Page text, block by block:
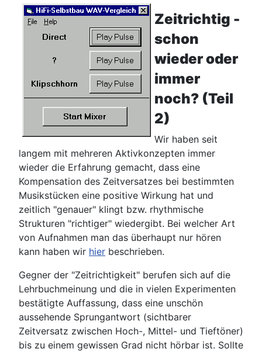
Zeitrichtig -
schon
wieder oder
immer
noch? (Teil
2)
Wir haben seit
langem mit mehreren Aktivkonzepten immer
wieder die Erfahrung gemacht, dass eine
Kompensation des Zeitversatzes bei bestimmten
Musikstücken eine positive Wirkung hat und
zeitlich "genauer" klingt bzw. rhythmische
Strukturen "richtiger" wiedergibt. Bei welcher Art
von Aufnahmen man das überhaupt nur hören
kann haben wir hier beschrieben.
Gegner der "Zeitrichtigkeit" berufen sich auf die
Lehrbuchmeinung und die in vielen Experimenten
bestätigte Auffassung, dass eine unschön
aussehende Sprungantwort (sichtbarer
Zeitversatz zwischen Hoch-, Mittel- und Tieftöner)
bis zu einem gewissen Grad nicht hörbar ist. Sollte